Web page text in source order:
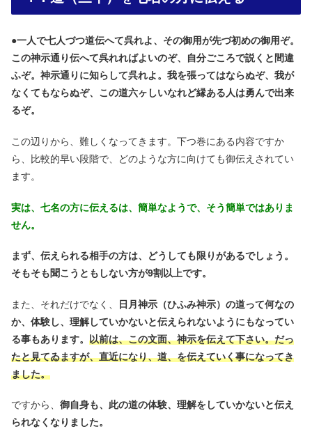
●一人で七人づつ道伝へて呉れよ、その御用が先づ初めの御用ぞ。
この神示通り伝へて呉れればよいのぞ、自分ごころで説くと間違
ふぞ。神示通りに知らして呉れよ。我を張ってはならぬぞ、我が
なくてもならぬぞ、この道六ヶしいなれど縁ある人は勇んで出来
るぞ。
この辺りから、難しくなってきます。下つ巻にある内容ですか
ら、比較的早い段階で、どのような方に向けても御伝えされてい
ます。
実は、七名の方に伝えるは、簡単なようで、そう簡単ではありま
せん。
まず、伝えられる相手の方は、どうしても限りがあるでしょう。
そもそも聞こうともしない方が9割以上です。
また、それだけでなく、
日月神示（ひふみ神示）の道って何なの
か、体験し、理解していかないと伝えられないようにもなってい
る事もあります。 以前は、この文面、神示を伝えて下さい。だっ
たと見てゐますが、直近になり、道、を伝えていく事になってき
ました。
ですから、 御自身も、此の道の体験、理解をしていかないと伝え
られなくなりました。